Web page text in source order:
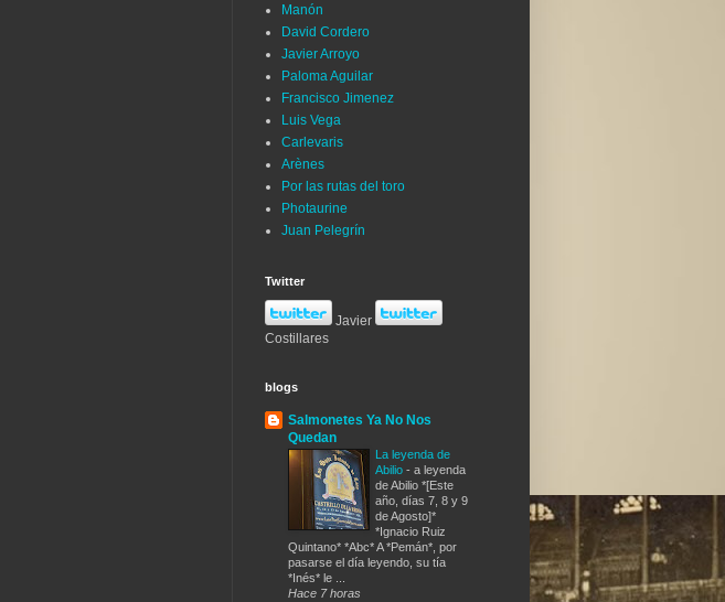
Manón
David Cordero
Javier Arroyo
Paloma Aguilar
Francisco Jimenez
Luis Vega
Carlevaris
Arènes
Por las rutas del toro
Photaurine
Juan Pelegrín
Twitter
Javier
Costillares
blogs
Salmonetes Ya No Nos
Quedan
La leyenda de
Abilio - a leyenda
de Abilio *[Este
año, días 7, 8 y 9
de Agosto]*
*Ignacio Ruiz
Quintano* *Abc* A *Pemán*, por
pasarse el día leyendo, su tía
*Inés* le ...
Hace 7 horas